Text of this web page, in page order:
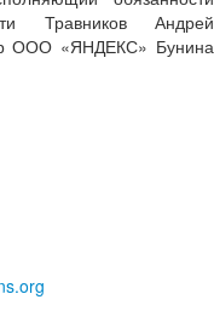
Травников Андрей
ООО «ЯНДЕКС» Бунина